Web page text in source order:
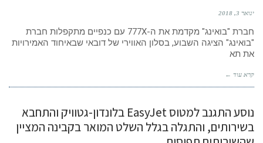
ינואר 3, 2018
חברת "בואינג" מקדמת את ה-777X עם כנפיים מתקפלות חברת
"בואינג" הציגה השבוע, בסלון האווירי של דובאי שבאיחוד האמירויות
את תא
קרא עוד ←
נוסע התגנב למטוס EasyJet בלונדון-גטוויק והתחבא
בשירותים, והתגלה בגלל השלט המואר בקבינה המציין